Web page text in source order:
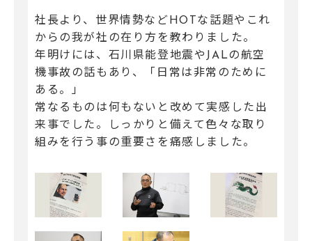
社長より、世界情勢などHOTな話題やこれ
からの我が社の在り方を教わりました。
年明けには、石川県能登地震やJALの航空
機事故の話もあり、「日常は非常のために
ある。」
常なるものは何もないと改めて実感した出
来事でした。しっかりと備えて色々な取り
組みを行う事の重要さを痛感しました。